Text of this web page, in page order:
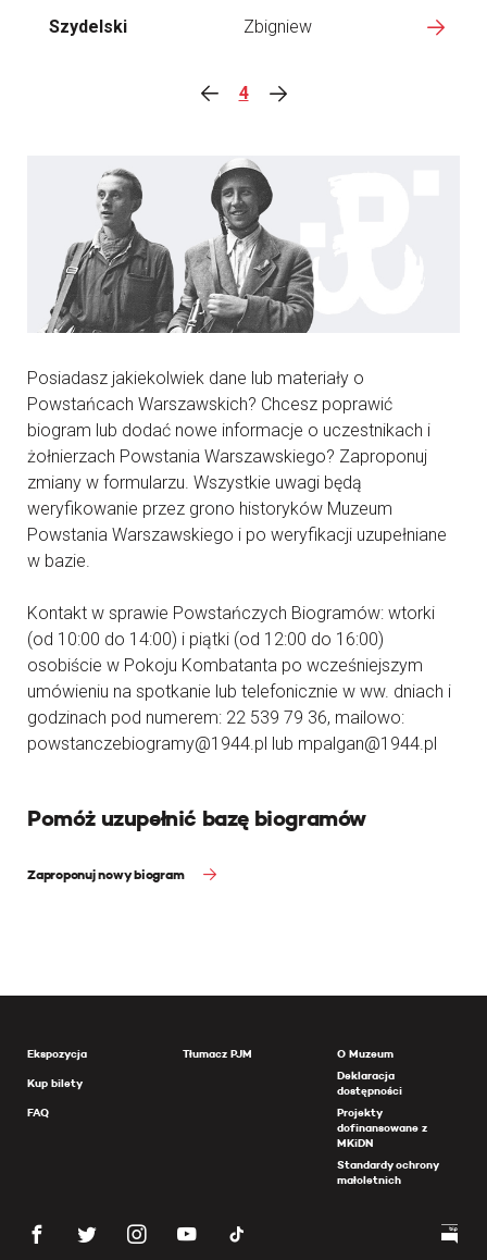
Szydelski Zbigniew
4
Posiadasz jakiekolwiek dane lub materiały o
Powstańcach Warszawskich? Chcesz poprawić
biogram lub dodać nowe informacje o uczestnikach i
żołnierzach Powstania Warszawskiego? Zaproponuj
zmiany w formularzu. Wszystkie uwagi będą
weryfikowanie przez grono historyków Muzeum
Powstania Warszawskiego i po weryfikacji uzupełniane
w bazie.
Kontakt w sprawie Powstańczych Biogramów: wtorki
(od 10:00 do 14:00) i piątki (od 12:00 do 16:00)
osobiście w Pokoju Kombatanta po wcześniejszym
umówieniu na spotkanie lub telefonicznie w ww. dniach i
godzinach pod numerem: 22 539 79 36, mailowo:
powstanczebiogramy@1944.pl lub mpalgan@1944.pl
Pomóż uzupełnić bazę biogramów
Zaproponuj nowy biogram
Ekspozycja
Kup bilety
FAQ
Tłumacz PJM
O Muzeum
Deklaracja
dostępności
Projekty
dofinansowane z
MKiDN
Standardy ochrony
małoletnich